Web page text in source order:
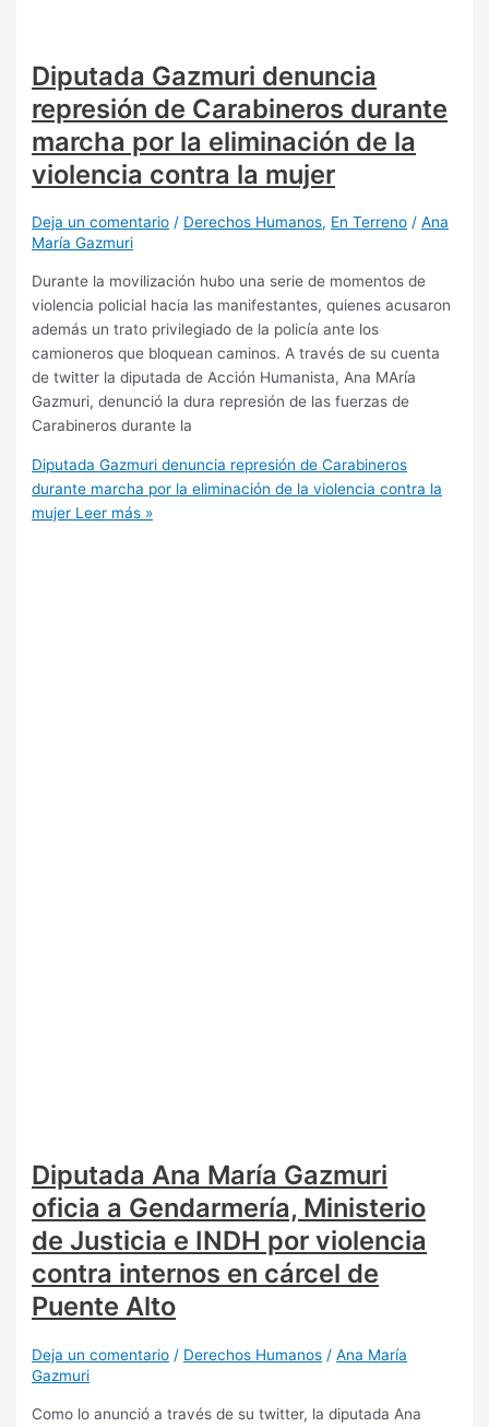
Diputada Gazmuri denuncia
represión de Carabineros durante
marcha por la eliminación de la
violencia contra la mujer
Deja un comentario / Derechos Humanos, En Terreno /Ana
María Gazmuri
Durante la movilización hubo una serie de momentos de
violencia policial hacia las manifestantes, quienes acusaron
además un trato privilegiado de la policía ante los
camioneros que bloquean caminos. A través de su cuenta
de twitter la diputada de Acción Humanista, Ana MAría
Gazmuri, denunció la dura represión de las fuerzas de
Carabineros durante la
Diputada Gazmuri denuncia represión de Carabineros
durante marcha por la eliminación de la violencia contra la
mujer Leer más »
Diputada Ana María Gazmuri
oficia a Gendarmería, Ministerio
de Justicia e INDH por violencia
contra internos en cárcel de
Puente Alto
Deja un comentario / Derechos Humanos /Ana María
Gazmuri
Como lo anunció a través de su twitter, la diputada Ana